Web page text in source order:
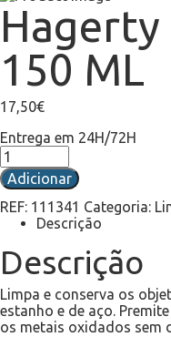
Hagerty
150 ML
17,50€
Entrega em 24H/72H
Adicionar
REF: 111341 Categoria:
Descrição
Descrição
Limpa e conserva os
estanho e de aço.
os metais oxidados sem